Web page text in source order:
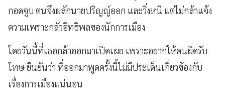
กอดจูบ ตนจึงผลักนายปริญญ์ออก และวิ่งหนี แต่ไม่กล้าแจ้ง
ความเพราะกลัวอิทธิพลของนักการเมือง
โดยวันนี้ที่เธอกล้าออกมาเปิดเผย เพราะอยากให้คนผิดรับ
โทษ ยืนยันว่า ที่ออกมาพูดครั้งนี้ไม่มีประเด็นเกี่ยวข้องกับ
เรื่องการเมืองแน่นอน